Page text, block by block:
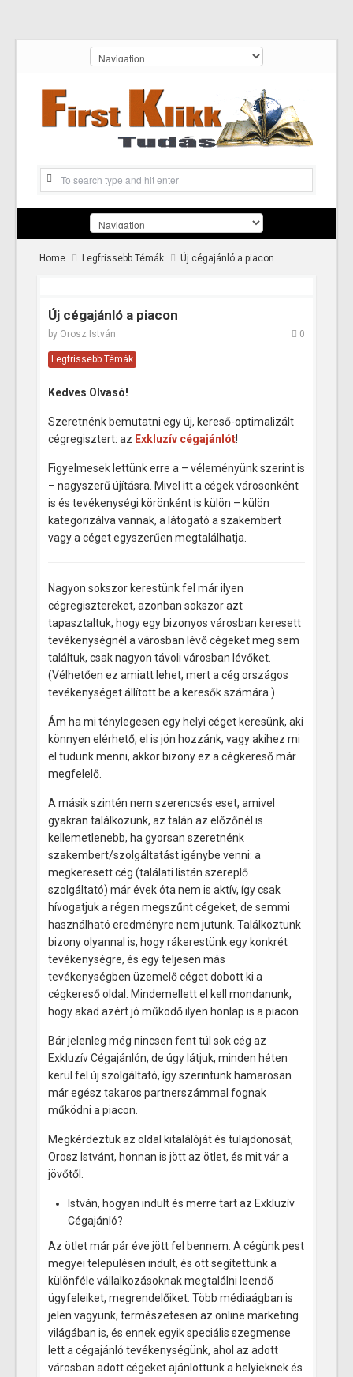
Home Legfrissebb Témák Új cégajánló a piacon
Új cégajánló a piacon
by Orosz István 0
Legfrissebb Témák
Kedves Olvasó!
Szeretnénk bemutatni egy új, kereső-optimalizált
cégregisztert: az Exkluzív cégajánlót!
Figyelmesek lettünk erre a – véleményünk szerint is
– nagyszerű újításra. Mivel itt a cégek városonként
is és tevékenységi körönként is külön – külön
kategorizálva vannak, a látogató a szakembert
vagy a céget egyszerűen megtalálhatja.
Nagyon sokszor kerestünk fel már ilyen
cégregisztereket, azonban sokszor azt
tapasztaltuk, hogy egy bizonyos városban keresett
tevékenységnél a városban lévő cégeket meg sem
találtuk, csak nagyon távoli városban lévőket.
(Vélhetően ez amiatt lehet, mert a cég országos
tevékenységet állított be a keresők számára.)
Ám ha mi ténylegesen egy helyi céget keresünk, aki
könnyen elérhető, el is jön hozzánk, vagy akihez mi
el tudunk menni, akkor bizony ez a cégkereső már
megfelelő.
A másik szintén nem szerencsés eset, amivel
gyakran találkozunk, az talán az előzőnél is
kellemetlenebb, ha gyorsan szeretnénk
szakembert/szolgáltatást igénybe venni: a
megkeresett cég (találati listán szereplő
szolgáltató) már évek óta nem is aktív, így csak
hívogatjuk a régen megszűnt cégeket, de semmi
használható eredményre nem jutunk. Találkoztunk
bizony olyannal is, hogy rákerestünk egy konkrét
tevékenységre, és egy teljesen más
tevékenységben üzemelő céget dobott ki a
cégkereső oldal. Mindemellett el kell mondanunk,
hogy akad azért jó működő ilyen honlap is a piacon.
Bár jelenleg még nincsen fent túl sok cég az
Exkluzív Cégajánlón, de úgy látjuk, minden héten
kerül fel új szolgáltató, így szerintünk hamarosan
már egész takaros partnerszámmal fognak
működni a piacon.
Megkérdeztük az oldal kitalálóját és tulajdonosát,
Orosz Istvánt, honnan is jött az ötlet, és mit vár a
jövőtől.
István, hogyan indult és merre tart az Exkluzív
Cégajánló?
Az ötlet már pár éve jött fel bennem. A cégünk pest
megyei településen indult, és ott segítettünk a
különféle vállalkozásoknak megtalálni leendő
ügyfeleiket, megrendelőiket. Több médiaágban is
jelen vagyunk, természetesen az online marketing
világában is, és ennek egyik speciális szegmense
lett a cégajánló tevékenységünk, ahol az adott
városban adott cégeket ajánlottunk a helyieknek és